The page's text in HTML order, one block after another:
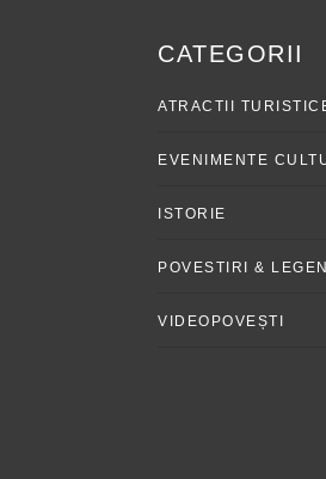
CATEGORII
ATRACTII
EVENIMENTE
ISTORIE
POVESTIRI &
VIDEOPOVEȘTI